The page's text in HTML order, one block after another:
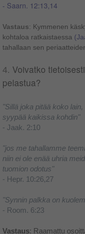
- Saarn. 12:13,14
Vastaus: Kymmenen
kohtaloa ratkaistaessa
tahallaan sen
4. Voivatko
pelastua?
"Sillä joka pitää koko
syypää kaikissa kohdin"
- Jaak. 2:10
"jos me tahallamme
niin ei ole enää uhria
tuomion odotus"
- Hepr. 10:26,27
"Synnin palkka on
- Room. 6:23
Vastaus: Raamattu